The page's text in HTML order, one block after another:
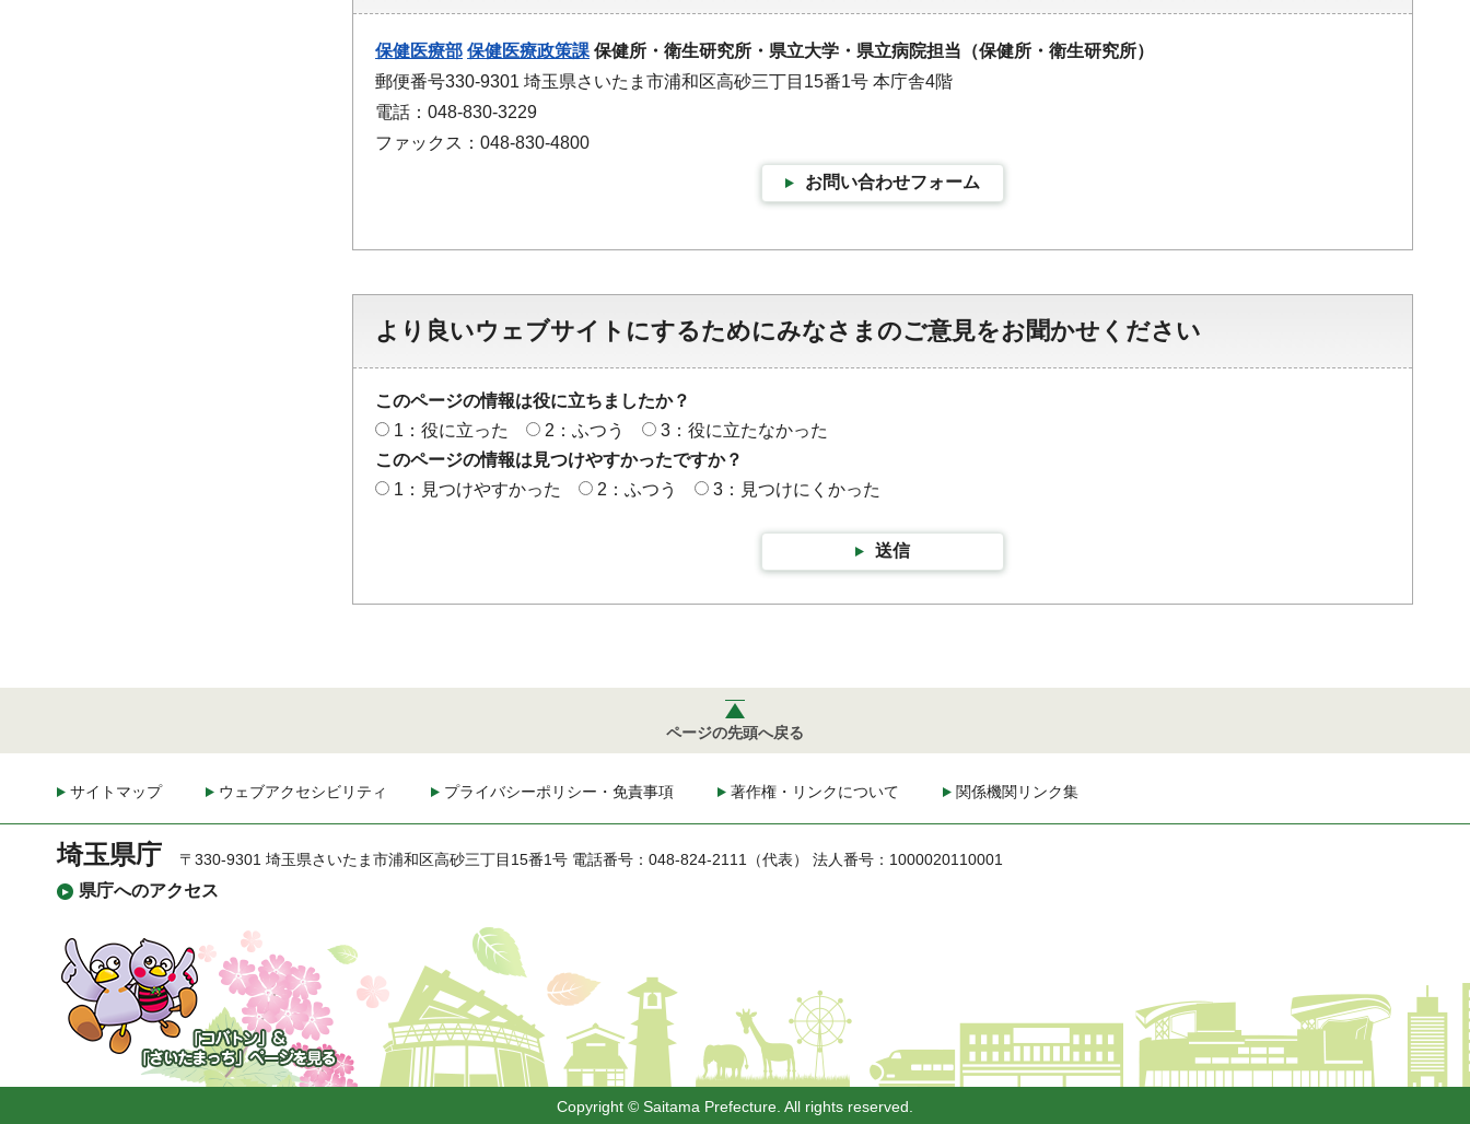
保健医療部 保健医療政策課 保健所・衛生研究所・県立大学・県立病院担当（保健所・衛生研究所）
郵便番号330-9301 埼玉県さいたま市浦和区高砂三丁目15番1号 本庁舎4階
電話：048-830-3229
ファックス：048-830-4800
お問い合わせフォーム
より良いウェブサイトにするためにみなさまのご意見をお聞かせください
このページの情報は役に立ちましたか？
1：役に立った
2：ふつう
3：役に立たなかった
このページの情報は見つけやすかったですか？
1：見つけやすかった
2：ふつう 3：見つけにくかった
送信
ページの先頭へ戻る
サイトマップ ウェブアクセシビリティ プライバシーポリシー・免責事項 著作権・リンクについて 関係機関リンク集
埼玉県庁
県庁へのアクセス
〒330-9301 埼玉県さいたま市浦和区高砂三丁目15番1号 電話番号：048-824-2111（代表） 法人番号：1000020110001
「コバトン」&「さいた
まっち」
Copyright © Saitama Prefecture. All rights reserved.